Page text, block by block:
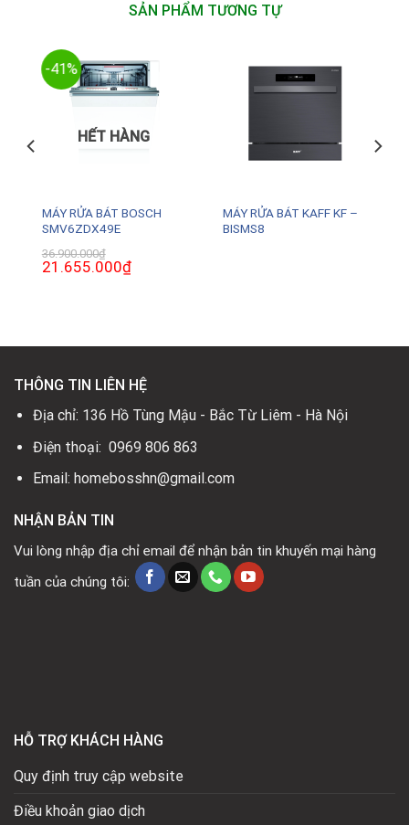
SẢN PHẨM TƯƠNG TỰ
-41%
HẾT HÀNG
MÁY RỬA BÁT BOSCH
SMV6ZDX49E
36.900.000₫
Giá
gốc
21.655.000₫Giá
hiện
MÁY RỬA BÁT KAFF KF –
BISMS8
THÔNG TIN LIÊN HỆ
Địa chỉ: 136 Hồ Tùng Mậu - Bắc Từ Liêm - Hà Nội
Điện thoại: 0969 806 863
Email: homebosshn@gmail.com
NHẬN BẢN TIN
Vui lòng nhập địa chỉ email để nhận bản tin khuyến mại hàng
tuần của chúng tôi:
HỖ TRỢ KHÁCH HÀNG
Quy định truy cập website
Điều khoản giao dịch